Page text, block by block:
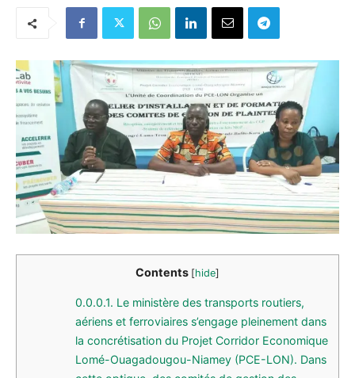
Contents [hide]
0.0.0.1. Le ministère des transports routiers,
aériens et ferroviaires s’engage pleinement dans
la concrétisation du Projet Corridor Economique
Lomé-Ouagadougou-Niamey (PCE-LON). Dans